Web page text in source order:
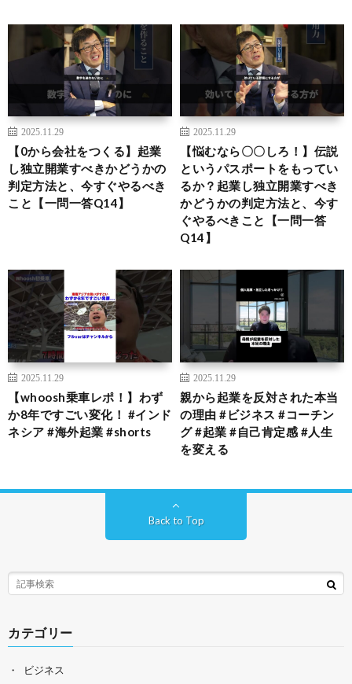
2025.11.29
【0から会社をつくる】起業
し独立開業すべきかどうかの
判定方法と、今すぐやるべき
こと【一問一答Q14】
2025.11.29
【悩むなら〇〇しろ！】伝説
というパスポートをもってい
るか？起業し独立開業すべき
かどうかの判定方法と、今す
ぐやるべきこと【一問一答
Q14】
2025.11.29
【whoosh乗車レポ！】わず
か8年ですごい変化！ #インド
ネシア #海外起業 #shorts
2025.11.29
親から起業を反対された本当
の理由 #ビジネス #コーチン
グ #起業 #自己肯定感 #人生
を変える
Back to Top
カテゴリー
ビジネス